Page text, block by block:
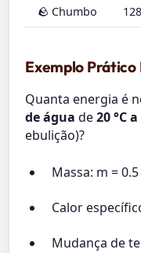
🪨 Chumbo 128
Exemplo
Quanta energia é
de água de20 °C
ebulição)?
Massa: m =
Calor
Mudança de